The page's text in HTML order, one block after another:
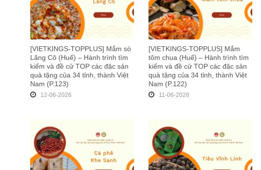
[VIETKINGS-TOPPLUS] Mắm sò
Lăng Cô (Huế) – Hành trình tìm
kiếm và đề cử TOP các đặc sản
quà tặng của 34 tỉnh, thành Việt
Nam (P.123)
12-06-2026
[VIETKINGS-TOPPLUS] Mắm
tôm chua (Huế) – Hành trình tìm
kiếm và đề cử TOP các đặc sản
quà tặng của 34 tỉnh, thành Việt
Nam (P.122)
11-06-2026